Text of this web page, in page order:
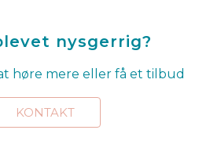
nysgerrig?
høre mere eller få et tilbud
KONTAKT